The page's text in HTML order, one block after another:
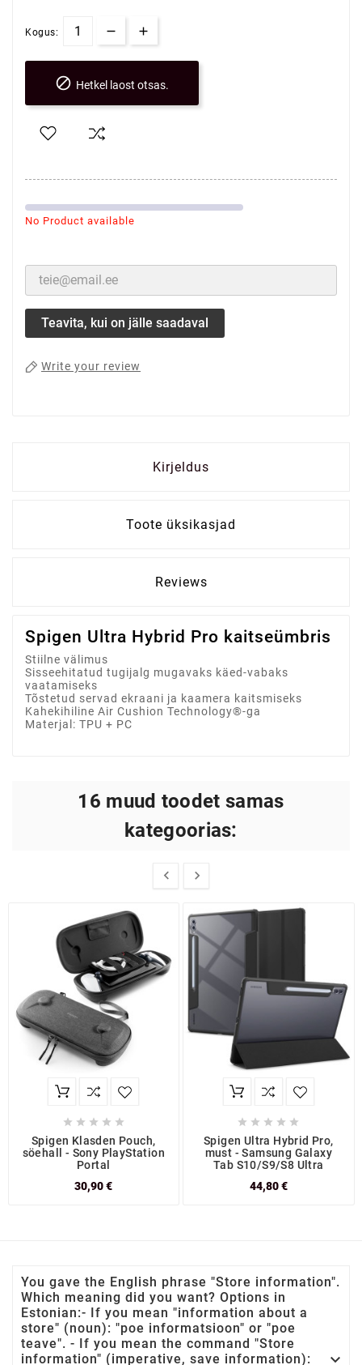
Kogus:
 Hetkel laost otsas.
No Product available
Teavita, kui on jälle saadaval
Write your review
Kirjeldus
Toote üksikasjad
Reviews
Spigen Ultra Hybrid Pro kaitseümbris
Stiilne välimus
Sisseehitatud tugijalg mugavaks käed-vabaks
vaatamiseks
Tõstetud servad ekraani ja kaamera kaitsmiseks
Kahekihiline Air Cushion Technology®-ga
Materjal: TPU + PC
16 muud toodet samas
kategoorias:
 
    
Spigen Klasden Pouch,
söehall - Sony PlayStation
Portal
30,90 €
    
Spigen Ultra Hybrid Pro,
must - Samsung Galaxy
Tab S10/S9/S8 Ultra
44,80 €
You gave the English phrase "Store information".
Which meaning did you want? Options in
Estonian:- If you mean "information about a
store" (noun): "poe informatsioon" or "poe
teave". - If you mean the command "Store
information" (imperative, save information):
